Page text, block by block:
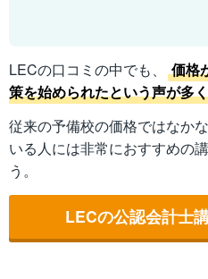
LECの口コミの中でも、
価格
策を始められたという声が多
従来の予備校の価格ではなか
いる人には非常におすすめの
う。
LECの公認会計士